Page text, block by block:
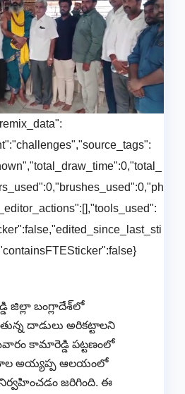
జిల్లా బంగ్లాదేశ్‌లో
దాడులు అరికట్టాలని
కామారెడ్డి పట్టణంలో
అయ్యప్ప ఆలయంలో
జరిగింది. ఈ